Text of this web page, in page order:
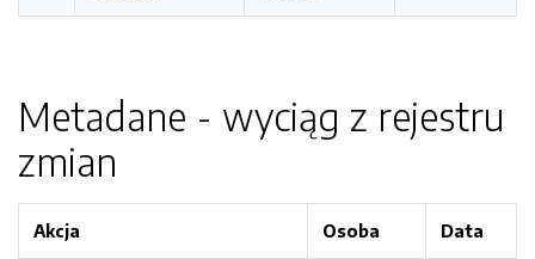
Metadane - wyciąg z rejestru
zmian
Akcja Osoba Data